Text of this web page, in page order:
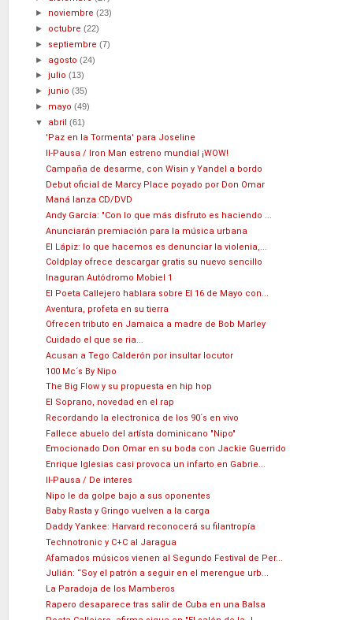
► noviembre(23)
► octubre(22)
► septiembre(7)
► agosto(24)
►julio(13)
►junio(35)
► mayo(49)
▼ abril(61)
'Paz en la Tormenta' para Joseline
II-Pausa / Iron Man estreno mundial ¡WOW!
Campaña de desarme, con Wisin y Yandel a bordo
Debut oficial de Marcy Place poyado por Don Omar
Maná lanza CD/DVD
Andy García: "Con lo que más disfruto es haciendo ...
Anunciarán premiación para la música urbana
El Lápiz: lo que hacemos es denunciar la violenia,...
Coldplay ofrece descargar gratis su nuevo sencillo
Inaguran Autódromo Mobiel 1
El Poeta Callejero hablara sobre El 16 de Mayo con...
Aventura, profeta en su tierra
Ofrecen tributo en Jamaica a madre de Bob Marley
Cuidado el que se ria...
Acusan a Tego Calderón por insultar locutor
100 Mc´s By Nipo
The Big Flow y su propuesta en hip hop
El Soprano, novedad en el rap
Recordando la electronica de los 90´s en vivo
Fallece abuelo del artísta dominicano "Nipo"
Emocionado Don Omar en su boda con Jackie Guerrido
Enrique Iglesias casi provoca un infarto en Gabrie...
II-Pausa / De interes
Nipo le da golpe bajo a sus oponentes
Baby Rasta y Gringo vuelven a la carga
Daddy Yankee: Harvard reconocerá su filantropía
Technotronic y C+C al Jaragua
Afamados músicos vienen al Segundo Festival de Per...
Julián: “Soy el patrón a seguir en el merengue urb...
La Paradoja de los Mamberos
Rapero desaparece tras salir de Cuba en una Balsa